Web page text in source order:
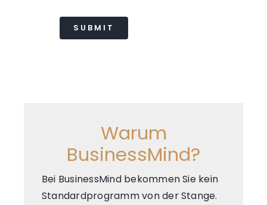
SUBMIT
Warum
BusinessMind?
Bei BusinessMind bekommen Sie kein
Standardprogramm von der Stange.